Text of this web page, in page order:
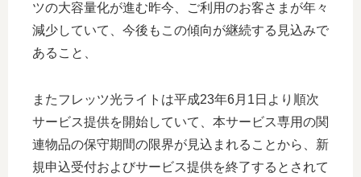
ツの大容量化が進む昨今、ご利用のお客さまが年々
減少していて、今後もこの傾向が継続する見込みで
あること、
またフレッツ光ライトは平成23年6月1日より順次
サービス提供を開始していて、本サービス専用の関
連物品の保守期間の限界が見込まれることから、新
規申込受付およびサービス提供を終了するとされて